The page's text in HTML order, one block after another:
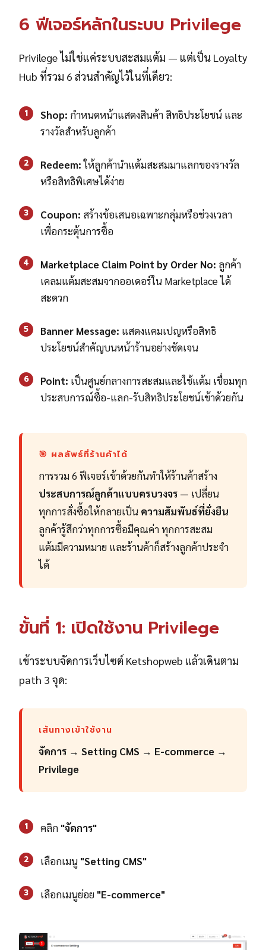
6 ฟีเจอร์หลักในระบบ Privilege
Privilege ไม่ใช่แค่ระบบสะสมแต้ม — แต่เป็น Loyalty
Hub ที่รวม 6 ส่วนสำคัญไว้ในที่เดียว:
1 Shop: กำหนดหน้าแสดงสินค้า สิทธิประโยชน์ และ
รางวัลสำหรับลูกค้า
2 Redeem:ให้ลูกค้านำแต้มสะสมมาแลกของรางวัล
หรือสิทธิพิเศษได้ง่าย
3 Coupon: สร้างข้อเสนอเฉพาะกลุ่มหรือช่วงเวลา
เพื่อกระตุ้นการซื้อ
4 Marketplace Claim Point by Order No: ลูกค้า
เคลมแต้มสะสมจากออเดอร์ใน Marketplace ได้
สะดวก
5 Banner Message: แสดงแคมเปญหรือสิทธิ
ประโยชน์สำคัญบนหน้าร้านอย่างชัดเจน
6 Point: เป็นศูนย์กลางการสะสมและใช้แต้ม เชื่อมทุก
ประสบการณ์ซื้อ-แลก-รับสิทธิประโยชน์เข้าด้วยกัน
🎯 ผลลัพธ์ที่ร้านค้าได้
การรวม 6 ฟีเจอร์เข้าด้วยกันทำให้ร้านค้าสร้าง
ประสบการณ์ลูกค้าแบบครบวงจร — เปลี่ยน
ทุกการสั่งซื้อให้กลายเป็น ความสัมพันธ์ที่ยั่งยืน
ลูกค้ารู้สึกว่าทุกการซื้อมีคุณค่า ทุกการสะสม
แต้มมีความหมาย และร้านค้าก็สร้างลูกค้าประจำ
ได้
ขั้นที่ 1: เปิดใช้งาน Privilege
เข้าระบบจัดการเว็บไซต์ Ketshopweb แล้วเดินตาม
path 3 จุด:
เส้นทางเข้าใช้งาน
จัดการ → Setting CMS → E-commerce →
Privilege
1 คลิก "จัดการ"
2 เลือกเมนู "Setting CMS"
3 เลือกเมนูย่อย "E-commerce"